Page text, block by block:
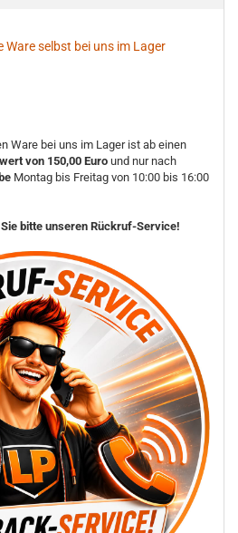
Ware selbst bei uns im Lager
Ware bei uns im Lager ist ab einen
von 150,00 Euro und nur nach
Montag bis Freitag von 10:00 bis 16:00
bitte unseren Rückruf-Service!